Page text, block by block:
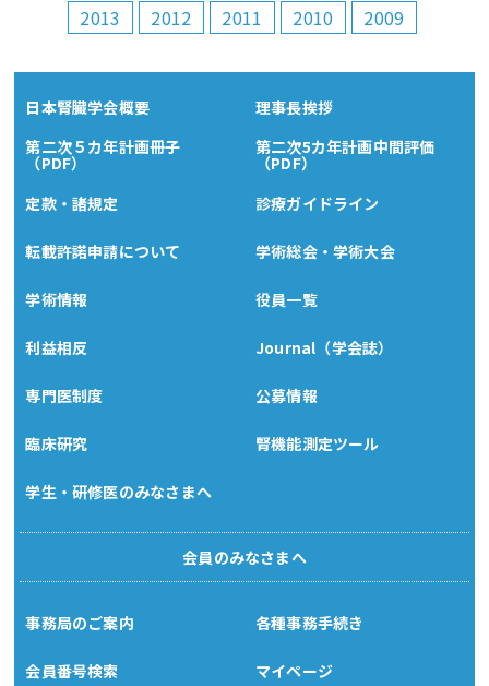
日本腎臓学会概要
理事長挨拶
第二次５カ年計画冊子
（PDF）
第二次5カ年計画中間評価
（PDF）
定款・諸規定
診療ガイドライン
転載許諾申請について 学術総会・学術大会
学術情報 役員一覧
利益相反 Journal（学会誌）
専門医制度 公募情報
臨床研究 腎機能測定ツール
学生・研修医のみなさまへ
会員のみなさまへ
事務局のご案内 各種事務手続き
会員番号検索 マイページ
2013
2012 2011 2010 2009